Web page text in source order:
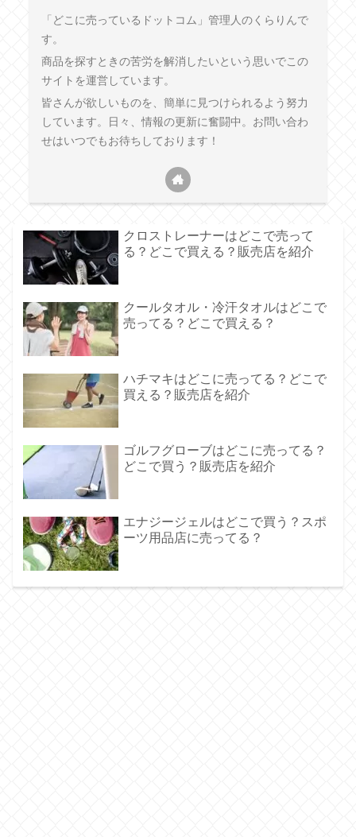
「どこに売っているドットコム」管理人のくらりんで
す。
商品を探すときの苦労を解消したいという思いでこの
サイトを運営しています。
皆さんが欲しいものを、簡単に見つけられるよう努力
しています。日々、情報の更新に奮闘中。お問い合わ
せはいつでもお待ちしております！
クロストレーナーはどこで売って
る？どこで買える？販売店を紹介
クールタオル・冷汗タオルはどこで
売ってる？どこで買える？
ハチマキはどこに売ってる？どこで
買える？販売店を紹介
ゴルフグローブはどこに売ってる？
どこで買う？販売店を紹介
エナジージェルはどこで買う？スポ
ーツ用品店に売ってる？